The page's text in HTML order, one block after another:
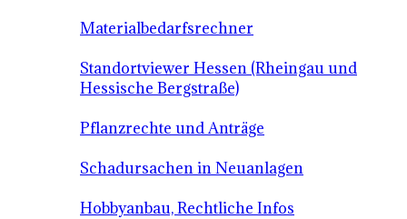
Materialbedarfsrechner
Standortviewer Hessen (Rheingau und
Hessische Bergstraße)
Pflanzrechte und Anträge
Schadursachen in Neuanlagen
Hobbyanbau, Rechtliche Infos